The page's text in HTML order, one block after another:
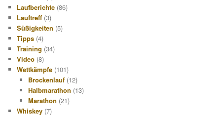
Laufberichte (86)
Lauftreff (3)
Süßigkeiten (5)
Tipps (4)
Training (34)
Video (8)
Wettkämpfe (101)
Brockenlauf(12)
Halbmarathon (13)
Marathon (21)
Whiskey (7)